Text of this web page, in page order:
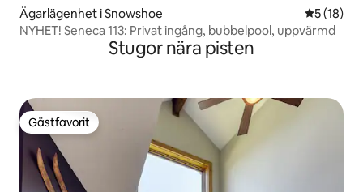
Ägarlägenhet i Snowshoe 5 av 5 i
5 (18)
NYHET! Seneca 113: Privat ingång, bubbelpool, uppvärmd
Stugor nära pisten
Gästfavorit
Gästfavorit